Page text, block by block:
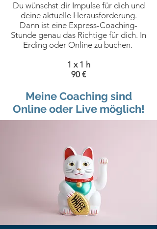
Du wünschst dir Impulse für dich und
deine aktuelle Herausforderung.
Dann ist eine Express-Coaching-
Stunde genau das Richtige für dich. In
Erding oder Online zu buchen.
1 x 1 h
90 €
MeineCoaching sind
Online oder Live möglich!